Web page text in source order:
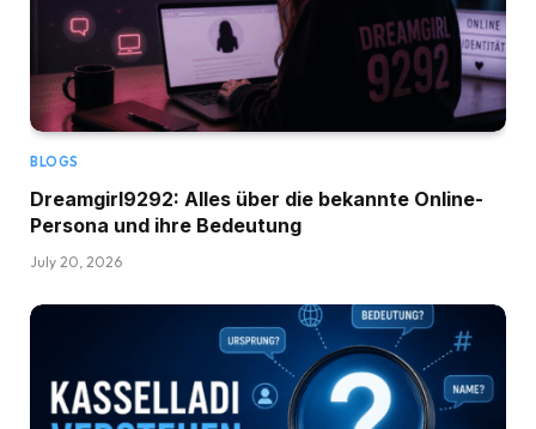
BLOGS
Dreamgirl9292: Alles über die bekannte Online-
Persona und ihre Bedeutung
July 20, 2026